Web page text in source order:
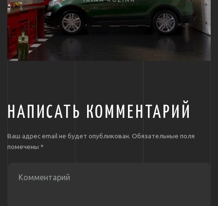
НАПИСАТЬ КОММЕНТАРИЙ
Ваш адрес email не будет опубликован. Обязательные поля
помечены *